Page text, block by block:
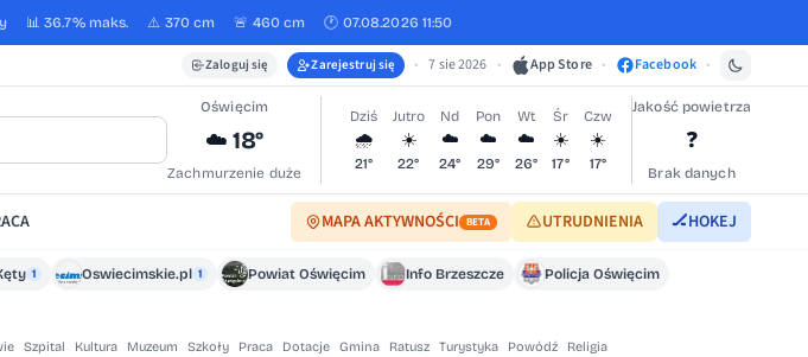
📊 36.7% maks. ⚠️ 370 cm 🚨 460 cm 🕐 07.08.2026 11:50
Zaloguj się Zarejestruj się • 7 sie 2026 • App Store • Facebook •
Oświęcim
☁️ 18°
Zachmurzenie duże
Dziś
🌧️
21°
Jutro
☀️
22°
Nd
☁️
24°
Pon
☁️
29°
Wt
☁️
26°
Śr
☀️
17°
Czw
☀️
17°
Jakość powietrza
❓
Brak danych
MAPA AKTYWNOŚCI BETA UTRUDNIENIA 🏒HOKEJ
1 Oswiecimskie.pl 1 Powiat Oświęcim Info Brzeszcze
Policja Oświęcim
Szpital Kultura Muzeum Szkoły Praca Dotacje Gmina Ratusz Turystyka Powódź Religia